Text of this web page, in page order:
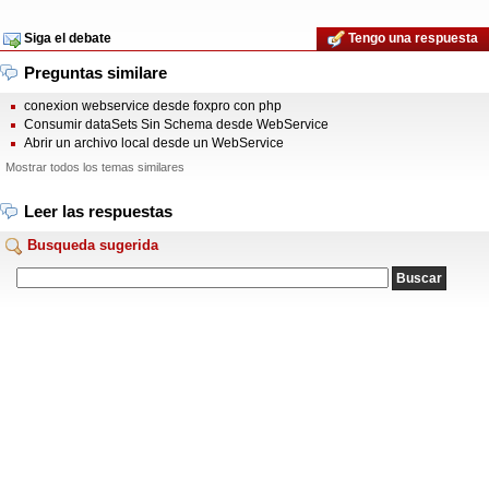
Siga el debate Tengo una respuesta
Preguntas similare
conexion webservice desde foxpro con php
Consumir dataSets Sin Schema desde WebService
Abrir un archivo local desde un WebService
Mostrar todos los temas similares
Leer las respuestas
Busqueda sugerida